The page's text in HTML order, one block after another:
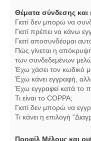
Θέματα σύνδεσης και
Γιατί δεν μπορώ να
Γιατί πρέπει να κάνω
Γιατί αποσυνδέομαι
Πώς γίνεται η
των συνδεδεμένων
Έχω χάσει τον κωδικό
Έχω κάνει εγγραφή,
Έχω εγγραφεί κατά το
Τι είναι το COPPA;
Γιατί δεν μπορώ να
Τι κάνει η επιλογή
Προφίλ Μέλους και